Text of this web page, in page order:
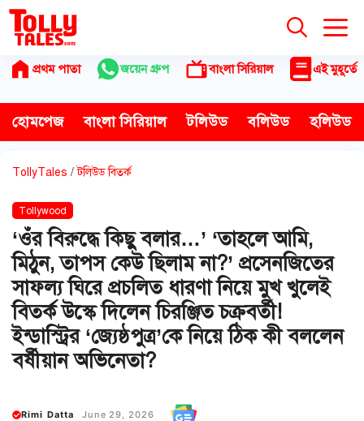
Skip
content
প্রথম পাতা জয়েন গ্রুপ বাংলা সিরিয়াল এই মুহূর্তে
হোমপেজ বাংলা সিরিয়াল টলিউড বলিউড হলিউড
TollyTales /টলিউড বিতর্ক
Tollywood
‘ওঁর বিরুদ্ধে কিছু বলার…’ ‘তাহলে আমি,
মিঠুন, তাপস কেউ ছিলাম না?’ প্রসেনজিতের
সাফল্য ঘিরে প্রচলিত ধারণা নিয়ে মুখ খুলেই
বিতর্ক উস্কে দিলেন চিরঞ্জিত চক্রবর্তী!
ইন্ডাস্ট্রির ‘জ্যেষ্ঠপুত্র’কে নিয়ে ঠিক কী বললেন
বর্ষীয়ান অভিনেতা?
Rimi Datta June 29, 2026